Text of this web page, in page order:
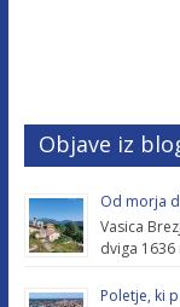
Objave iz
Od morja
Vasica
dviga
Poletje, ki